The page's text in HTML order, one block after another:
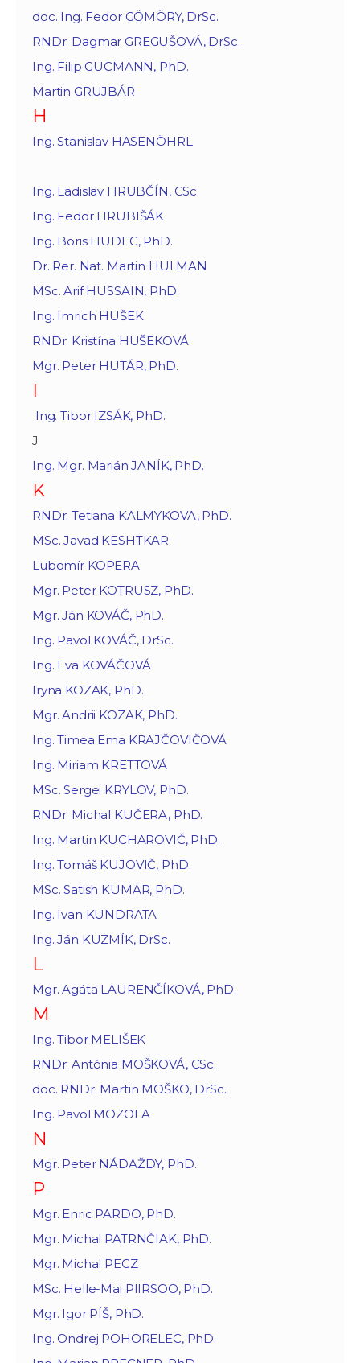
doc. Ing. Fedor GÖMÖRY, DrSc.
RNDr. Dagmar GREGUŠOVÁ, DrSc.
Ing. Filip GUCMANN, PhD.
Martin GRUJBÁR
H
Ing. Stanislav HASENÖHRL
Ing. Ladislav HRUBČÍN, CSc.
Ing. Fedor HRUBIŠÁK
Ing. Boris HUDEC, PhD.
Dr. Rer. Nat. Martin HULMAN
MSc. Arif HUSSAIN, PhD.
Ing. Imrich HUŠEK
RNDr. Kristína HUŠEKOVÁ
Mgr. Peter HUTÁR, PhD.
I
Ing. Tibor IZSÁK, PhD.
J
Ing. Mgr. Marián JANÍK, PhD.
K
RNDr. Tetiana KALMYKOVA, PhD.
MSc. Javad KESHTKAR
Lubomír KOPERA
Mgr. Peter KOTRUSZ, PhD.
Mgr. Ján KOVÁČ, PhD.
Ing. Pavol KOVÁČ, DrSc.
Ing. Eva KOVÁČOVÁ
Iryna KOZAK, PhD.
Mgr. Andrii KOZAK, PhD.
Ing. Timea Ema KRAJČOVIČOVÁ
Ing. Miriam KRETTOVÁ
MSc. Sergei KRYLOV, PhD.
RNDr. Michal KUČERA, PhD.
Ing. Martin KUCHAROVIČ, PhD.
Ing. Tomáš KUJOVIČ, PhD.
MSc. Satish KUMAR, PhD.
Ing. Ivan KUNDRATA
Ing. Ján KUZMÍK, DrSc.
L
Mgr. Agáta LAURENČÍKOVÁ, PhD.
M
Ing. Tibor MELIŠEK
RNDr. Antónia MOŠKOVÁ, CSc.
doc. RNDr. Martin MOŠKO, DrSc.
Ing. Pavol MOZOLA
N
Mgr. Peter NÁDAŽDY, PhD.
P
Mgr. Enric PARDO, PhD.
Mgr. Michal PATRNČIAK, PhD.
Mgr. Michal PECZ
MSc. Helle-Mai PIIRSOO, PhD.
Mgr. Igor PÍŠ, PhD.
Ing. Ondrej POHORELEC, PhD.